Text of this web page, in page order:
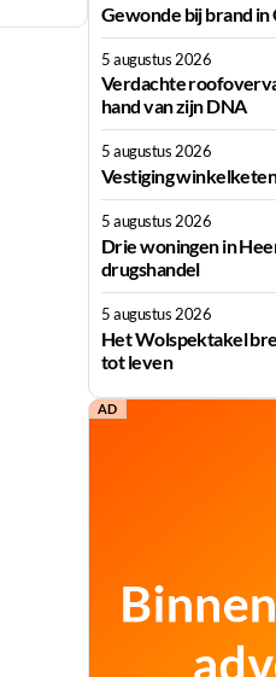
Gewonde bij brand
5 augustus 2026
Verdachte
hand van zijn DNA
5 augustus 2026
Vestiging
5 augustus 2026
Drie woningen in
drugshandel
5 augustus 2026
Het Wolspektakel
tot leven
AD